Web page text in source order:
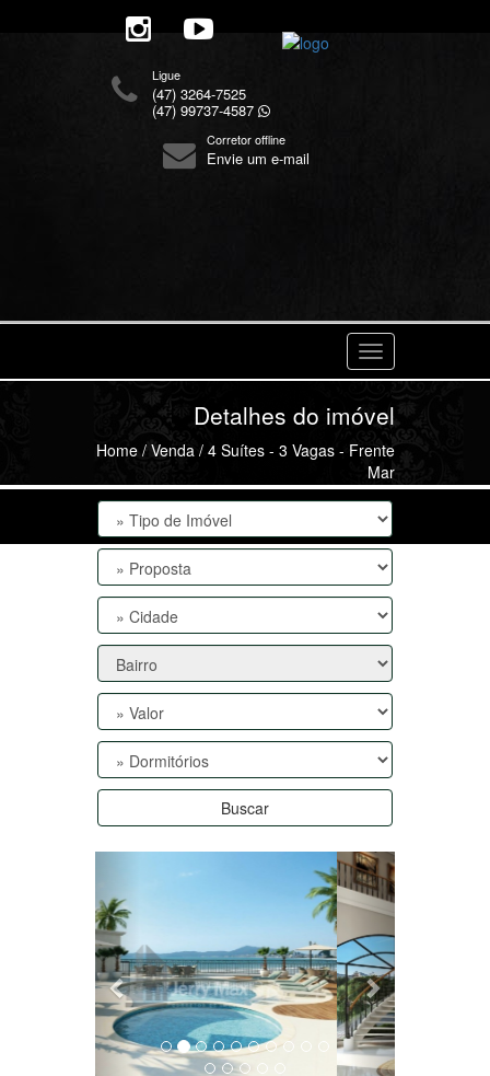
Ligue
(47) 3264-7525
(47) 99737-4587
Corretor offline
Envie um e-mail
Navegaçåo
Detalhes do imóvel
Home /Venda / 4 Suítes - 3 Vagas - Frente
Mar
Buscar
Anterior Próxima